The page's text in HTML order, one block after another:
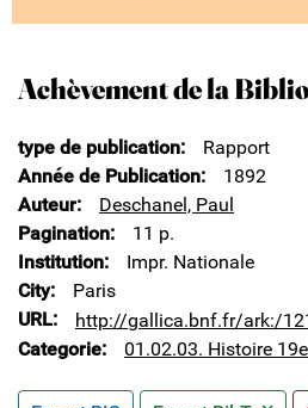
Achèvement de la
type de publication
Rapport
Année de Publication
1892
Auteur
Deschanel, Paul
Pagination
11 p.
Institution
Impr. Nationale
City
Paris
URL
http://gallica.bnf.fr/ark:/
Categorie
01.02.03. Histoire